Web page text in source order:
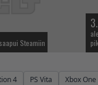
Steamiin
3.
4 PS Vita Xbox One